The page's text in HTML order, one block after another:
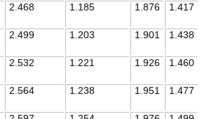
2.468 1.185 1.876 1.417
2.499 1.203 1.901 1.438
2.532 1.221 1.926 1.460
2.564 1.238 1.951 1.477